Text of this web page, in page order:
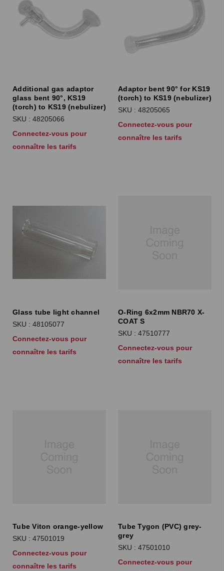
Additional gas adaptor
glass bent 90°, KS19
(torch) to KS19 (nebulizer)
SKU : 48205066
Connectez-vous pour
connaître les tarifs
Adaptor bent 90° for KS19
(torch) to KS19 (nebulizer)
SKU : 48205065
Connectez-vous pour
connaître les tarifs
Glass tube light channel
SKU : 48105077
Connectez-vous pour
connaître les tarifs
O-Ring 6x2mm NBR70 X-
COAT S
SKU : 47510777
Connectez-vous pour
connaître les tarifs
Tube Viton orange-yellow
SKU : 47501019
Connectez-vous pour
connaître les tarifs
Tube Tygon (PVC) grey-
grey
SKU : 47501010
Connectez-vous pour